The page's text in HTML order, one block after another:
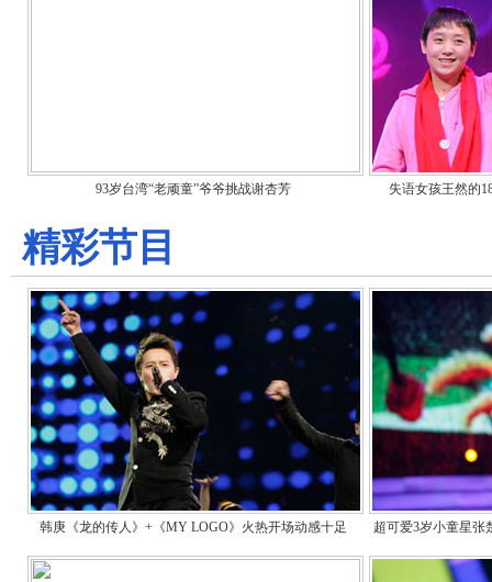
93岁台湾“老顽童”爷爷挑战谢杏芳 失语女孩王然的
精彩节目
韩庚《龙的传人》+《MY LOGO》火热开场动感十足 超可爱3岁小童星张